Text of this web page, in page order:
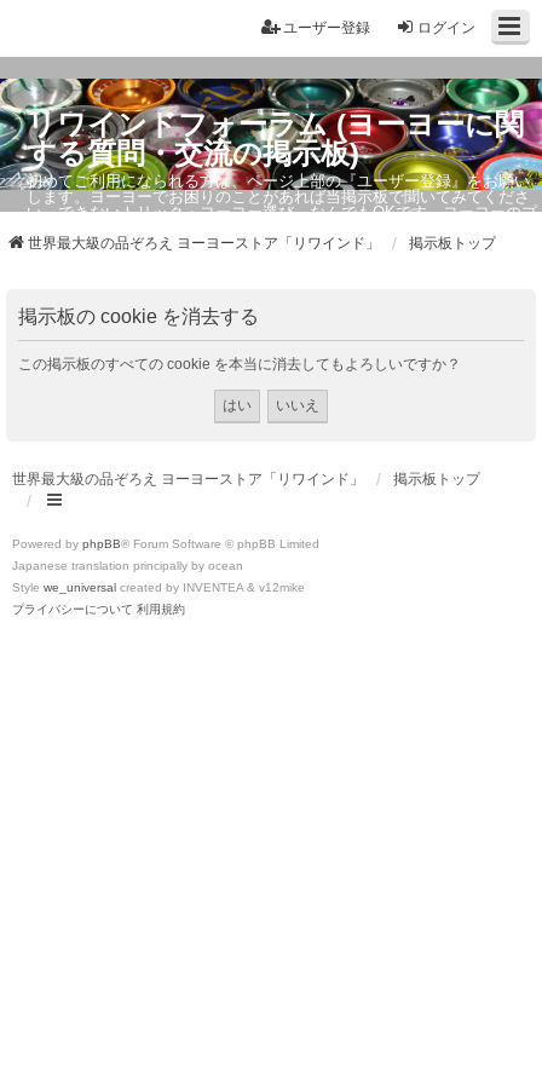
ログイン
ユーザー登録
リワインドフォーラム (ヨーヨーに関
する質問・交流の掲示板)
初めてご利用になられる方は、ページ上部の『ユーザー登録』をお願い
します。ヨーヨーでお困りのことがあれば当掲示板で聞いてみてくださ
い。できないトリック・ヨーヨー選び、なんでもOKです。ヨーヨーのプ
世界最大級の品ぞろえ ヨーヨーストア「リワインド」 掲示板トップ
掲示板の cookie を消去する
この掲示板のすべての cookie を本当に消去してもよろしいですか？
世界最大級の品ぞろえ ヨーヨーストア「リワインド」 掲示板トップ
Powered by phpBB® Forum Software © phpBB Limited
Japanese translation principally by ocean
Style we_universal created by INVENTEA & v12mike
プライバシーについて 利用規約